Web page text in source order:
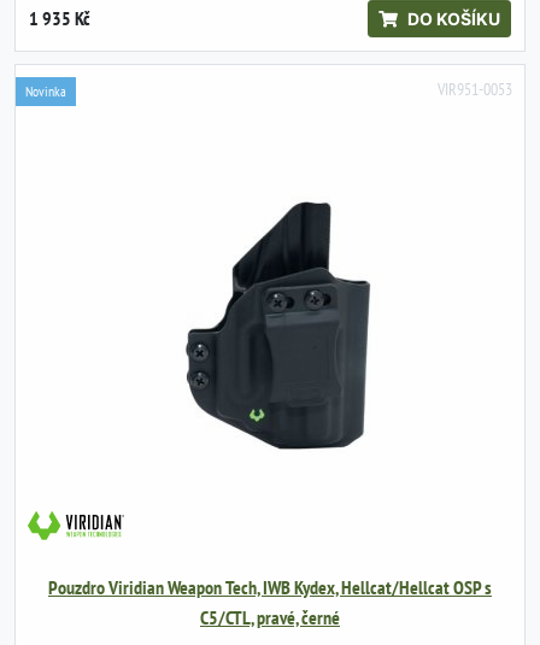
1 935 Kč DO KOŠÍKU
VIR951-0053
Novinka
Pouzdro Viridian Weapon Tech, IWB Kydex, Hellcat/Hellcat OSP s
C5/CTL, pravé, černé